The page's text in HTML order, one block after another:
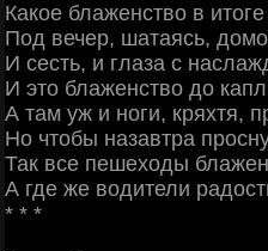
Какое блаженство в итоге
Под вечер, шатаясь,
И сесть, и глаза с
И это блаженство до
А там уж и ноги, кряхтя,
Но чтобы назавтра
Так все пешеходы
А где же водители
* * *